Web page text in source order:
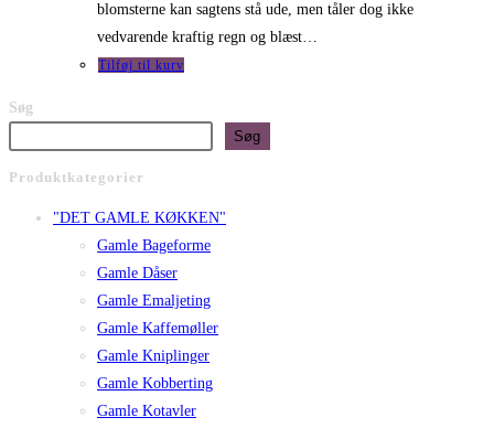
blomsterne kan sagtens stå ude, men tåler dog ikke
vedvarende kraftig regn og blæst…
Tilføj til kurv
Søg
Søg
Produktkategorier
"DET GAMLE KØKKEN"
Gamle Bageforme
Gamle Dåser
Gamle Emaljeting
Gamle Kaffemøller
Gamle Kniplinger
Gamle Kobberting
Gamle Kotavler